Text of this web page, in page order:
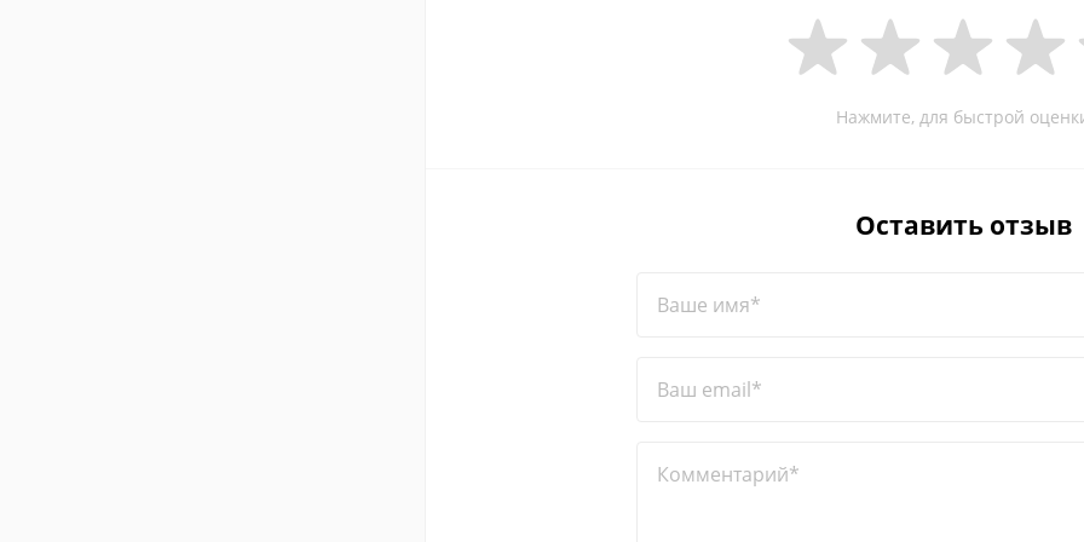
Нажмите, для быстрой
Оставить отзыв
Ваше имя*
Ваш email*
Комментарий*